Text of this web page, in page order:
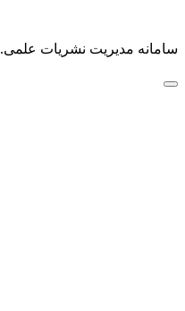
سامانه مدیریت نشریات علمی.